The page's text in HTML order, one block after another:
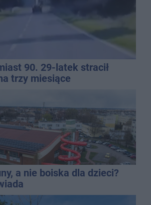
90. 29-latek stracił
trzy miesiące
a nie boiska dla dzieci?